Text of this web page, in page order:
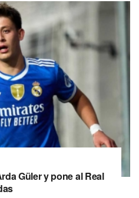
Güler y pone al Real